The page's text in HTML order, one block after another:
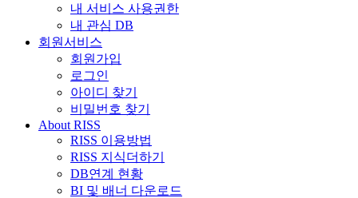
내 서비스 사용권한
내 관심 DB
회원서비스
회원가입
로그인
아이디 찾기
비밀번호 찾기
About RISS
RISS 이용방법
RISS 지식더하기
DB연계 현황
BI 및 배너 다운로드